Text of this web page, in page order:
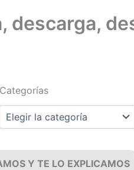
descarga,
Categorías
Categorías
Y TE LO EXPLICAMOS